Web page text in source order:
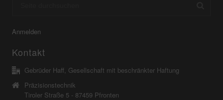
Anmelden
Kontakt
Gebrüder Haff, Gesellschaft mit beschränkter Haftung
Präzisionstechnik
Tiroler Straße 5 - 87459 Pfronten